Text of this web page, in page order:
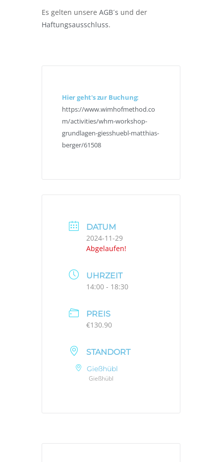
Es gelten unsere AGB´s und der
Haftungsausschluss.
Hier geht's zur Buchung:
https://www.wimhofmethod.co
m/activities/whm-workshop-
grundlagen-giesshuebl-matthias-
berger/61508
DATUM
2024-11-29
Abgelaufen!
UHRZEIT
14:00 - 18:30
PREIS
€130.90
STANDORT
Gießhübl
Gießhübl